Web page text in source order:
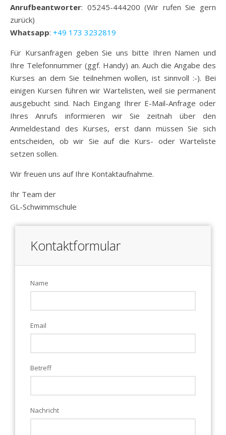
Anrufbeantworter: 05245-444200 (Wir rufen Sie gern
zurück)
Whatsapp: +49 173 3232819
Für Kursanfragen geben Sie uns bitte Ihren Namen und
Ihre Telefonnummer (ggf. Handy) an. Auch die Angabe des
Kurses an dem Sie teilnehmen wollen, ist sinnvoll :-). Bei
einigen Kursen führen wir Wartelisten, weil sie permanent
ausgebucht sind. Nach Eingang Ihrer E-Mail-Anfrage oder
Ihres Anrufs informieren wir Sie zeitnah über den
Anmeldestand des Kurses, erst dann müssen Sie sich
entscheiden, ob wir Sie auf die Kurs- oder Warteliste
setzen sollen.
Wir freuen uns auf Ihre Kontaktaufnahme.
Ihr Team der
GL-Schwimmschule
Kontaktformular
Name
Email
Betreff
Nachricht